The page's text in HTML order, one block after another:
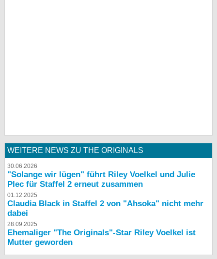
WEITERE NEWS ZU THE ORIGINALS
30.06.2026
"Solange wir lügen" führt Riley Voelkel und Julie
Plec für Staffel 2 erneut zusammen
01.12.2025
Claudia Black in Staffel 2 von "Ahsoka" nicht mehr
dabei
28.09.2025
Ehemaliger "The Originals"-Star Riley Voelkel ist
Mutter geworden